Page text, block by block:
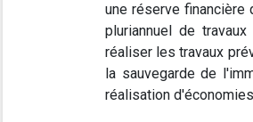
une réserve
pluriannuel de
réaliser les travaux
la sauvegarde de
réalisation